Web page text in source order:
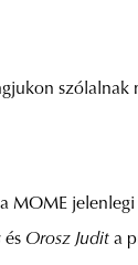
MOME
és Orosz Judit a